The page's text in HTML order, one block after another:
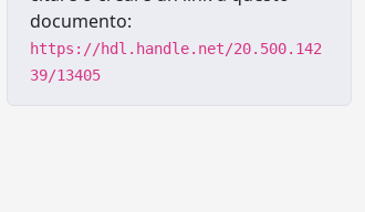
documento:
https://hdl.handle.net/20.500.142
39/13405